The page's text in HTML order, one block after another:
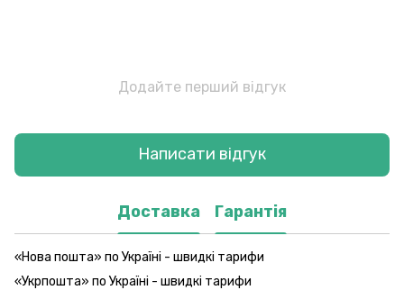
Додайте перший відгук
Написати відгук
Доставка Гарантія
«Нова пошта» по Україні - швидкі тарифи
«Укрпошта» по Україні - швидкі тарифи